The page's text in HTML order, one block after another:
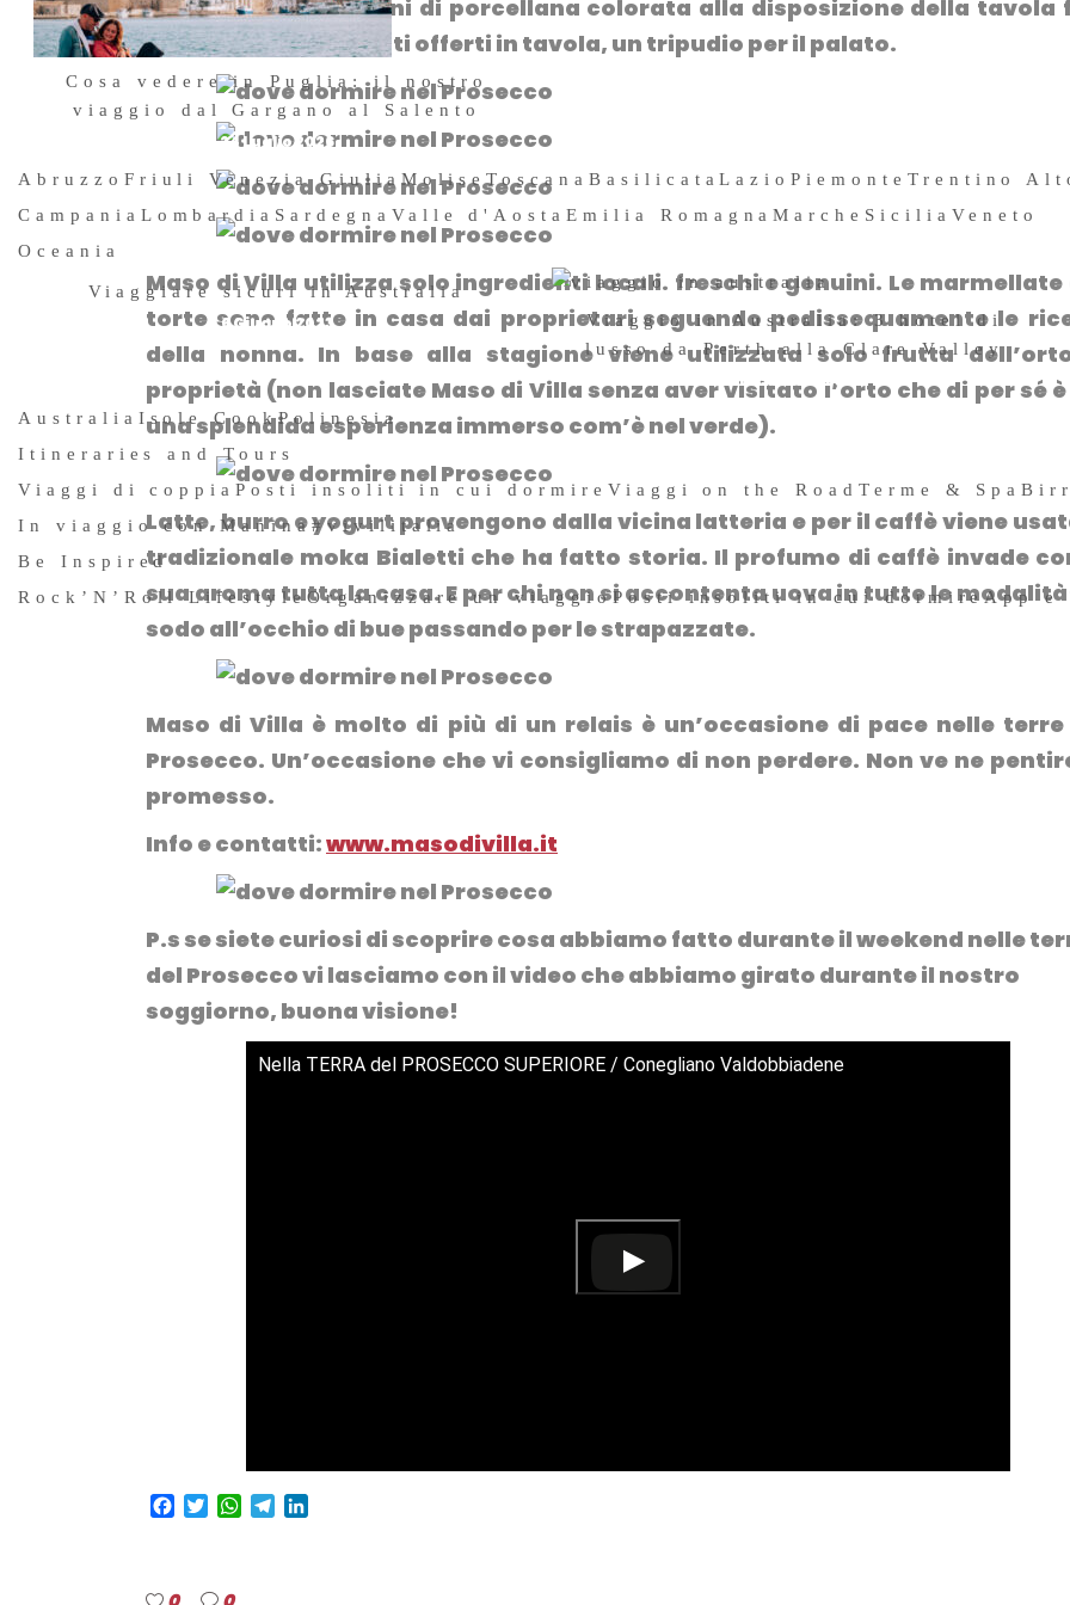
Cosa vedere in Puglia: il nostro
viaggio dal Gargano al Salento
24 Luglio 2026
Abruzzo Friuli Venezia Giulia MoliseToscana BasilicataLazioPiemonte Trentino
Campania Lombardia Sardegna Valle d'AostaEmilia RomagnaMarche Sicilia Veneto
Oceania
Viaggiare sicuri in Australia
6 Giugno 2023
Viaggio in Australia: 3 hotel di
lusso da Perth alla Clare Valley
3 Dicembre 2019
Australia Isole CookPolinesia
Itineraries and Tours
Viaggi di coppiaPosti insoliti in cui dormire Viaggi on the Road Terme & Spa
In viaggio con Manina#vivilitalia
Be Inspired
Rock’N’Roll LifestyleOrganizzare un viaggioPosti insoliti in cui dormireApp e
differenzadai piattini di porcellana colorata alla disposizione della tavola
ad arrivare ai prodotti offerti in tavola, un tripudio per il palato.
Maso di Villa utilizzasolo ingredienti locali. freschi e genuini. Le marmellate
torte sono fatte in casa dai proprietari seguendo pedissequamente le
della nonna. In base alla stagione viene utilizzata solo frutta
proprietà (non lasciate Maso di Villa senza aver visitato l’orto che di per sé
una splendida esperienza immerso com’è nel verde).
Latte, burro e yogurt provengono dalla vicina latteria e per il caffè viene
tradizionale moka Bialetti che ha fatto storia. Il profumo di caffè invade
sua aroma tutta la casa. E per chi non si accontenta uova in tutte le
sodo all’occhio di bue passando per le strapazzate.
Maso di Villa è molto di più di un relais è un’occasione di pace nelle
Prosecco. Un’occasione che vi consigliamo di non perdere. Non ve ne
promesso.
Info e contatti:www.masodivilla.it
P.s se siete curiosi di scoprire cosa abbiamo fatto durante il weekend nelle
del Prosecco vi lasciamo con il video che abbiamo girato durante il nostro
soggiorno, buona visione!
Nella TERRA del PROSECCO SUPERIORE / Conegliano Valdobbiadene
Facebook
TwitterWhatsApp
Telegram